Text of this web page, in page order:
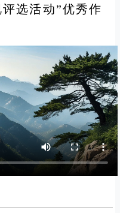
选活动”优秀作